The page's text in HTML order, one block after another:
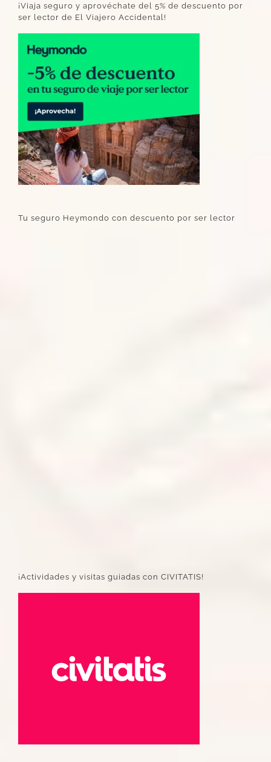
¡Viaja seguro y aprovéchate del 5% de descuento por
ser lector de El Viajero Accidental!
Tu seguro Heymondo con descuento por ser lector
¡Actividades y visitas guiadas con CIVITATIS!